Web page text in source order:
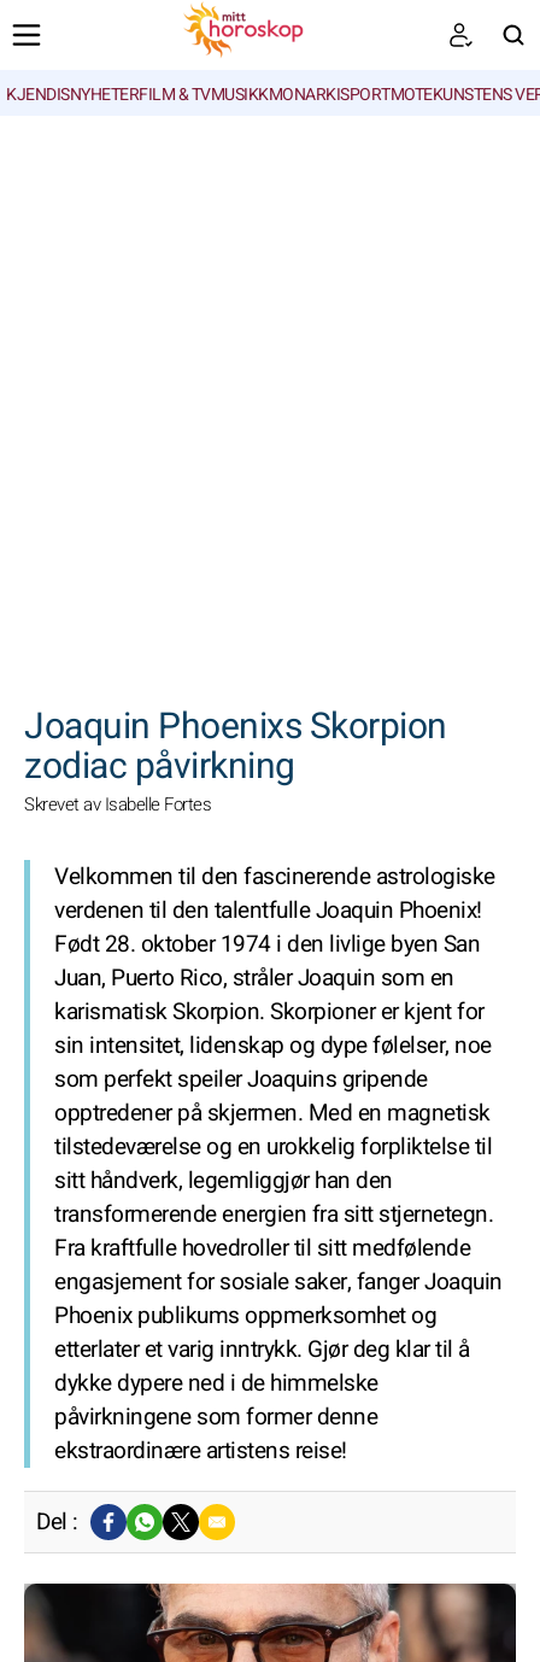
KJENDISNYHETERFILM & TVMUSIKKMONARKISPORTMOTEKUNSTENS
Joaquin Phoenixs Skorpion
zodiac påvirkning
Skrevet av Isabelle Fortes
Velkommen til den fascinerende astrologiske
verdenen til den talentfulle Joaquin Phoenix!
Født 28. oktober 1974 i den livlige byen San
Juan, Puerto Rico, stråler Joaquin som en
karismatisk Skorpion. Skorpioner er kjent for
sin intensitet, lidenskap og dype følelser, noe
som perfekt speiler Joaquins gripende
opptredener på skjermen. Med en magnetisk
tilstedeværelse og en urokkelig forpliktelse til
sitt håndverk, legemliggjør han den
transformerende energien fra sitt stjernetegn.
Fra kraftfulle hovedroller til sitt medfølende
engasjement for sosiale saker, fanger Joaquin
Phoenix publikums oppmerksomhet og
etterlater et varig inntrykk. Gjør deg klar til å
dykke dypere ned i de himmelske
påvirkningene som former denne
ekstraordinære artistens reise!
Del :